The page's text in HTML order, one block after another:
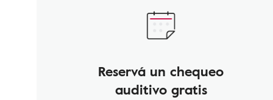
Reservá un chequeo
auditivo gratis